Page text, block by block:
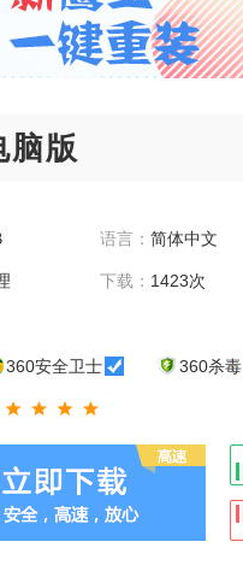
脑版
语言： 简体中文
下载： 1423次
360安全卫士 360杀毒